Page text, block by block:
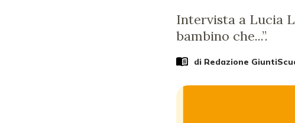
Intervista a Lucia
bambino che...”.
di Redazione